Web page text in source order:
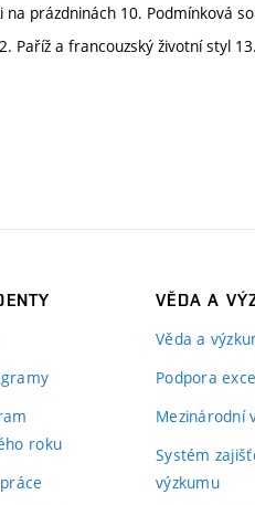
na prázdninách 10. Podmínková
Paříž a francouzský životní styl
roku
VĚDA A
Věda a
Podpora
Mezinárodní
Systém
výzkumu